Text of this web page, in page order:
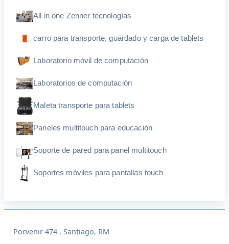
All in one Zenner tecnologías
carro para transporte, guardado y carga de tablets
Laboratorio móvil de computación
Laboratorios de computación
Maleta transporte para tablets
Paneles multitouch para educación
Soporte de pared para panel multitouch
Soportes móviles para pantallas touch
Porvenir 474 , Santiago, RM